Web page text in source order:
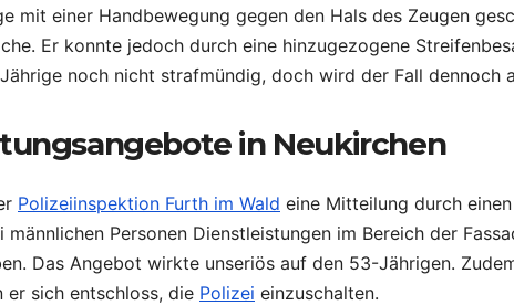
mit einer Handbewegung gegen den Hals des Zeugen
Er konnte jedoch durch eine hinzugezogene
noch nicht strafmündig, doch wird der Fall dennoch
in Neukirchen
Polizeiinspektion Furth im Wald eine Mitteilung durch
Personen Dienstleistungen im Bereich der
Das Angebot wirkte unseriös auf den 53-Jährigen.
sich entschloss, die Polizei einzuschalten.